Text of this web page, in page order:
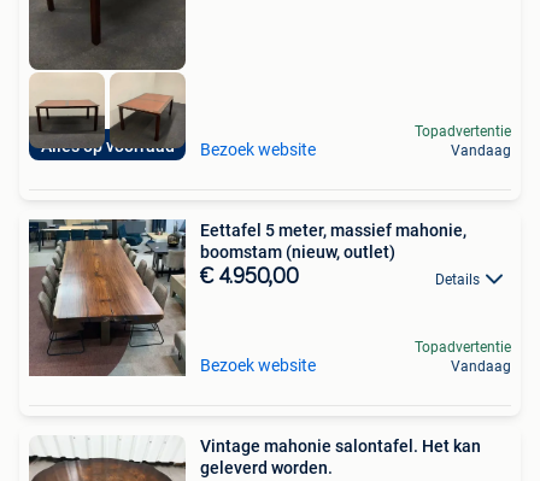
Alles op voorraad Bezoek website
Topadvertentie
Vandaag
Eettafel 5 meter, massief mahonie,
boomstam (nieuw, outlet)
€ 4.950,00 Details
Bezoek website
Topadvertentie
Vandaag
Vintage mahonie salontafel. Het kan
geleverd worden.